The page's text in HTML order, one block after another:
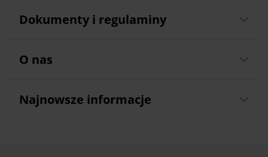
Dokumenty i regulaminy
O nas
Najnowsze informacje